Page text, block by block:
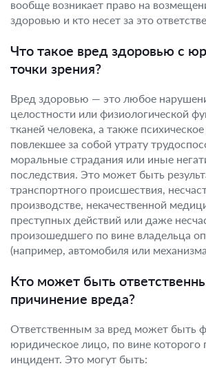
вообще возникает право на
здоровью и кто несет за это
Что такое вред здоровью с
точки зрения?
Вред здоровью — это любое
целостности или физиологической
тканей человека, а также
повлекшее за собой утрату
моральные страдания или иные
последствия. Это может быть
транспортного происшествия,
производстве, некачественной
преступных действий или даже
произошедшего по вине владельца
(например, автомобиля или
Кто может быть
причинение вреда?
Ответственным за вред может быть
юридическое лицо, по вине которого
инцидент. Это могут быть: